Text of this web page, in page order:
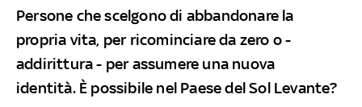
Persone che scelgono di abbandonare la
propria vita, per ricominciare da zero o -
addirittura - per assumere una nuova
identità. È possibile nel Paese del Sol Levante?